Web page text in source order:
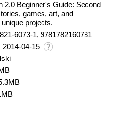
2.0 Beginner's Guide: Second
games, art, and
projects.
6073-1, 9781782160731
2014-04-15